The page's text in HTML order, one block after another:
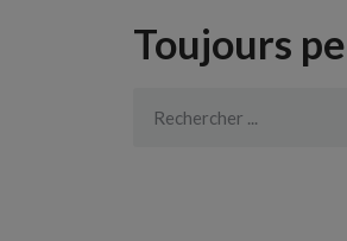
Toujours